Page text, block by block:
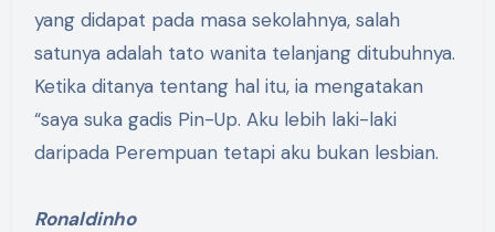
yang didapat pada masa sekolahnya, salah
satunya adalah tato wanita telanjang ditubuhnya.
Ketika ditanya tentang hal itu, ia mengatakan
“saya suka gadis Pin-Up. Aku lebih laki-laki
daripada Perempuan tetapi aku bukan lesbian.
Ronaldinho